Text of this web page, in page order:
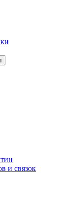
и связок